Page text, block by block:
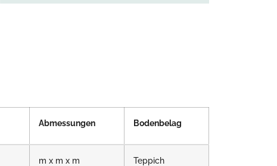
Abmessungen Bodenbelag
m x m x m Teppich